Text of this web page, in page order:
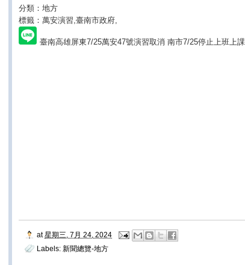
分類：地方
標籤：萬安演習 ,臺南市政府,
臺南高雄屏東7/25萬安47號演習取消 南市7/25停止上班上課
at 星期三, 7月 24, 2024
Labels: 新聞總覽-地方